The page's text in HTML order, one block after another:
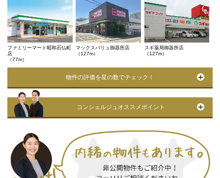
ファミリーマート昭和石仏町
店
（77m）
マックスバリュ御器所店
（127m）
スギ薬局御器所店
（127m）
物件の評価を星の数でチェック！
コンシェルジュオススメポイント